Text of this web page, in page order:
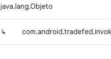
java.lang.Objeto
↳